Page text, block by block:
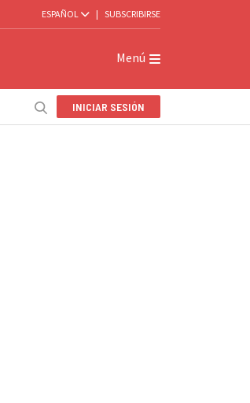
ESPAÑOL | SUBSCRIBIRSE
Menú
INICIAR SESIÓN